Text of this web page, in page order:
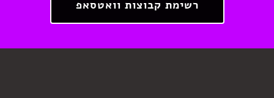
רשימת קבוצות וואטסאפ